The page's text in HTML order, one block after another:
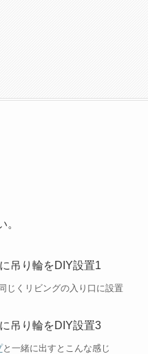
。
じくリビングの入り口に設置
と一緒に出すとこんな感じ